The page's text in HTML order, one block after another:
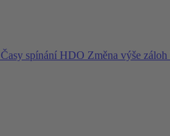
Časy spínání HDO Změna výše záloh